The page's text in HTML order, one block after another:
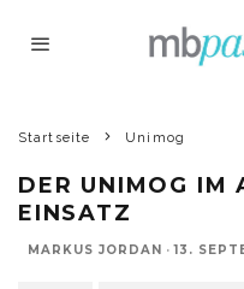
Startseite Unimog
DER UNIMOG IM
EINSATZ
MARKUS JORDAN · 13.